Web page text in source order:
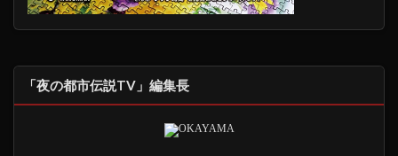
「夜の都市伝説TV」編集長